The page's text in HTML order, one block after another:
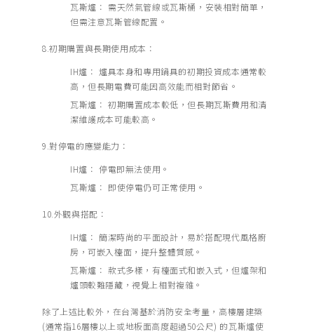
瓦斯爐： 需天然氣管線或瓦斯桶，安裝相對簡單，
但需注意瓦斯管線配置。
8.初期購置與長期使用成本：
IH爐： 爐具本身和專用鍋具的初期投資成本通常較
高，但長期電費可能因高效能而相對節省。
瓦斯爐： 初期購置成本較低，但長期瓦斯費用和清
潔維護成本可能較高。
9.對停電的應變能力：
IH爐： 停電即無法使用。
瓦斯爐： 即使停電仍可正常使用。
10.外觀與搭配：
IH爐： 簡潔時尚的平面設計，易於搭配現代風格廚
房，可嵌入檯面，提升整體質感。
瓦斯爐： 款式多樣，有檯面式和嵌入式，但爐架和
爐頭較難隱藏，視覺上相對複雜。
除了上述比較外，在台灣基於消防安全考量，高樓層建築
(通常指16層樓以上或地板面高度超過50公尺) 的瓦斯爐使